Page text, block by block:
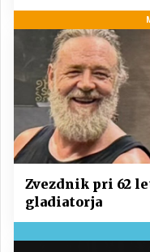
Zvezdnik pri 62
gladiatorja